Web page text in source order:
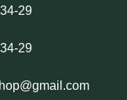
29
29